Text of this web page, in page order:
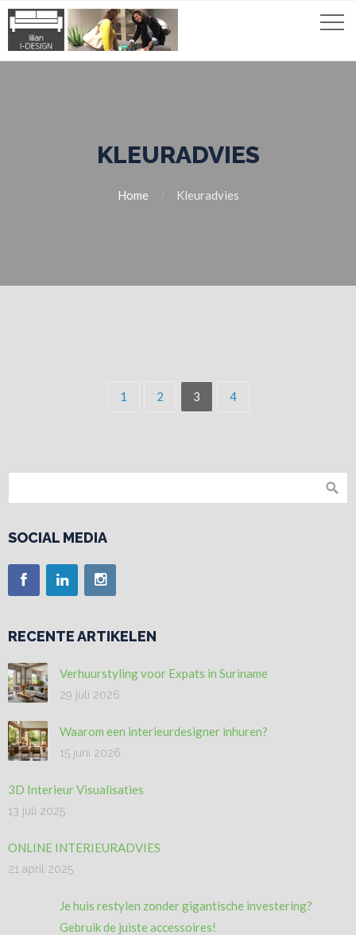
KLEURADVIES
Home Kleuradvies
1 2 3 4
SOCIAL MEDIA
RECENTE ARTIKELEN
Verhuurstyling voor Expats in Suriname
29 juli 2026
Waarom een interieurdesigner inhuren?
15 juni 2026
3D Interieur Visualisaties
13 juli 2025
ONLINE INTERIEURADVIES
21 april 2025
Je huis restylen zonder gigantische investering?
Gebruik de juiste accessoires!